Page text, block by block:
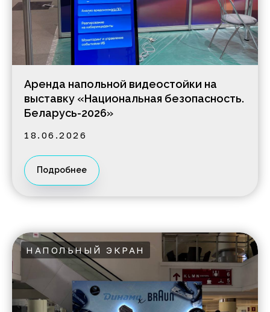
Аренда напольной видеостойки на
выставку «Национальная безопасность.
Беларусь-2026»
18.06.2026
Подробнее
НАПОЛЬНЫЙ ЭКРАН